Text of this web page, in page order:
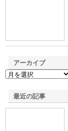
アーカイブ
最近の記事